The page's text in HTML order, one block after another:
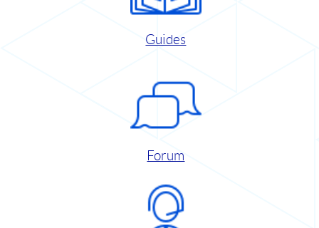
Guides
Forum